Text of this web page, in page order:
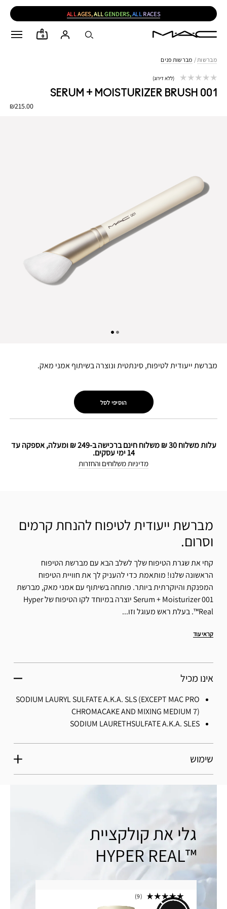
ALLAGES,ALLGENDERS,ALL RACES
0
מברשות / מברשות פנים
001 SERUM + MOISTURIZER BRUSH
₪215.00
ללא דירוג
מברשת ייעודית לטיפוח, סינתטית ונוצרה בשיתוף אמני מאק.
הוסיפי לסל
עלות משלוח 30 ₪ משלוח חינם ברכישה ב-249 ₪ ומעלה, אספקה עד
14 ימי עסקים.
מדיניות משלוחים והחזרות
מברשת ייעודית לטיפוח להנחת קרמים
וסרום.
קחי את שגרת הטיפוח שלך לשלב הבא עם מברשת הטיפוח
הראשונה שלנו! מותאמת כדי להעניק לך את חוויית הטיפוח
המפנקת והיוקרתית ביותר. פותחה בשיתוף עם אמני מאק, מברשת
001 Serum + Moisturizer יוצרה במיוחד לקו הטיפוח של Hyper
Real™. בעלת ראש מעוגל וזו...
קראי עוד
אינו מכיל
SODIUM LAURYL SULFATE A.K.A. SLS (EXCEPT MAC PRO
CHROMACAKE AND MIXING MEDIUM 7)
SODIUM LAURETHSULFATE A.K.A. SLES
שימוש
גלי את קולקציית
™HYPER REAL
9